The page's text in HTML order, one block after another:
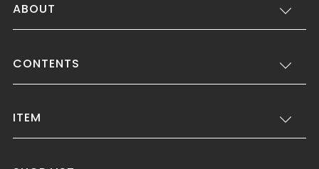
ABOUT
CONTENTS
ITEM